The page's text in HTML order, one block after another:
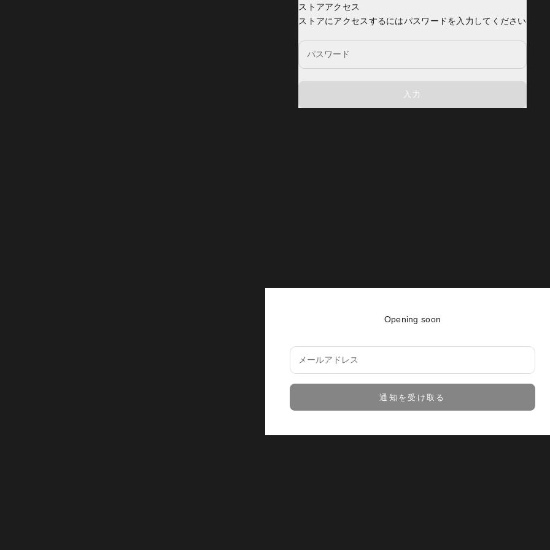
ストアアクセス
ストアにアクセスするにはパスワードを入力してください
入力
Opening soon
通知を受け取る